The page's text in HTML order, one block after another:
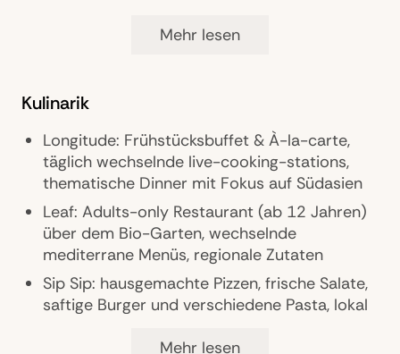
94 Villen aus nachhaltigen Materialien gebaut
(Beach & Overwater)
Weinkeller, Eis- und Schokoladenstudio mit
über 48 Eissorten und Sorbets
Six Senses Spa
Wassersport- und Tauchzentrum (PADI),
Surfschule
The Sea Hub of Environmental Learning in
Laamu (SHELL) für Weiterbildung im Bereich
Mehr lesen
Kulinarik
Longitude: Frühstücksbuffet & À-la-carte,
täglich wechselnde live-cooking-stations,
thematische Dinner mit Fokus auf Südasien
Leaf: Adults-only Restaurant (ab 12 Jahren)
über dem Bio-Garten, wechselnde
mediterrane Menüs, regionale Zutaten
Sip Sip: hausgemachte Pizzen, frische Salate,
saftige Burger und verschiedene Pasta, lokal
Mehr lesen